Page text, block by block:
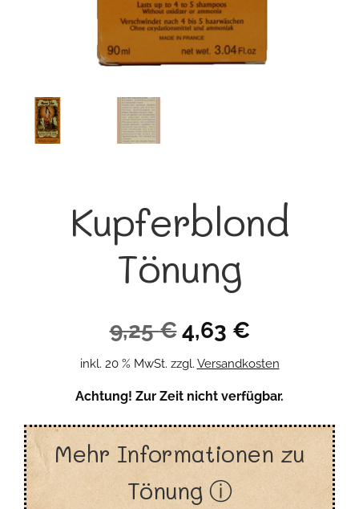
Kupferblond
Tönung
9,25€ Ursprünglicher
Preis
4,63 €Aktueller
Preis
inkl. 20 % MwSt. zzgl. Versandkosten
Achtung! Zur Zeit nicht verfügbar.
Mehr Informationen zu
Tönung ⓘ